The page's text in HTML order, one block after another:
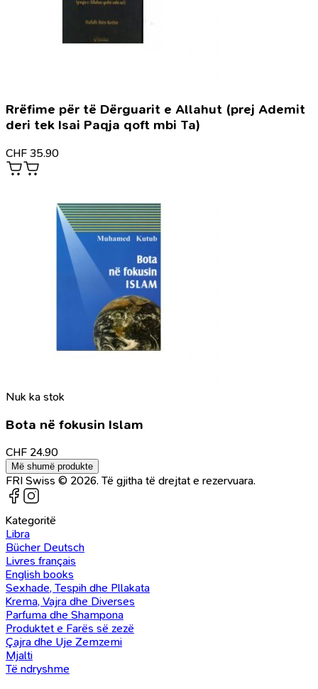
Rrëfime për të Dërguarit e Allahut (prej Ademit
deri tek Isai Paqja qoft mbi Ta)
CHF 35.90
Nuk ka stok
Bota në fokusin Islam
CHF 24.90
Më shumë produkte
FRI Swiss © 2026. Të gjitha të drejtat e rezervuara.
Kategoritë
Libra
Bücher Deutsch
Livres français
English books
Sexhade, Tespih dhe Pllakata
Krema, Vajra dhe Diverses
Parfuma dhe Shampona
Produktet e Farës së zezë
Çajra dhe Uje Zemzemi
Mjalti
Të ndryshme